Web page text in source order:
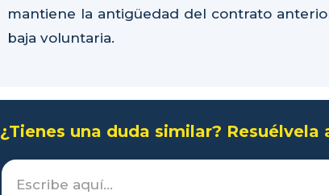
mantiene la antigüedad del contrato
baja voluntaria.
¿Tienes una duda similar? Resuélvela